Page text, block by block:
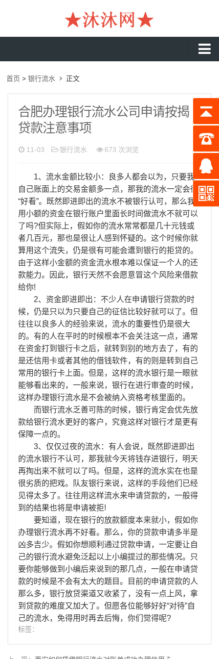
工资流水
入职流水
企业流水
存款证明
在职证明
离职证明
首页 >银行流水 正文
合肥办理银行流水公司申请按揭
贷款注意事项
11-03 银行流水 673 次浏览
1、流水金额比较小：良多人都会以为，只要我
自己账面上的交易金额多一点，那我的流水一定会很
“好看”。既然即进即出的流水不被银行认可，那么我
用小额的资金在银行账户里面长时间做流水不就可以
了吗?但实际上，假如你的流水常常都是几十元钱或
者几百元，那也是很让人感到怀疑的。这个时候你就
算用这个流失，仍是很有可能会遭到银行的拒贷的。
由于这样小金额的资金流水根本难以保证一个人的还
款能力。因此，银行天然不会愿意冒这个风险来借款
给你!
2、资金即进即出：不少人在申请银行贷款的时
候，仍是只以为只要自己的征信比较好就可以了。但
往往以良多人的经验来说，流水的重要性仍是很大
的。有的人在平时的时候根本不会关注这一点，通常
在资金打到银行卡之后，就转到别的地方去了，有的
是还信用卡或者其他的借钱软件，有的则是转到自己
常用的银行卡上面。但是，这样的流水银行是一眼就
能够看出来的，一般来说，银行在进行审查的时候，
这样办理银行流水是不会被纳入资格考核里面的。
而银行流水乏善可陈的时候，银行肯定会优先放
款给银行流水更好的客户，究竟这样对银行才是更有
保障一点的。
3、仅仅过夜的流水：有人会说，既然即进即出
的流水银行不认可，那我就今天将钱存进银行，明天
再掏出来不就可以了吗。但是，这样的流水实在也是
很劣质的把戏。队友银行来说，这样的手段他们已经
见得太多了。往往用这样流水来申请贷款的，一般得
到的结果也将是申请被拒!
要知道，现在银行的放款额度本来就小，假如你
办理银行流水再不好看。那么，你的贷款申请多半是
凶多吉少。假如你想顺利通过贷款申请，一定要让自
己的银行流水避免泛起以上小编提过的那些情况。只
要你能够做到小编后来说到的那几点，一般在申请贷
款的时候是不会有太大的题目。目前的申请贷款的人
那么多，银行放贷渠道又收紧了，没有一点上风，拿
到贷款的难度又加大了。但愿各位能够好好“对待”自
己的流水，免得用时再去后悔，你们觉得呢?
标签：